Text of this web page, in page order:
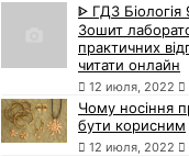
ᐈ ГДЗ
Зошит
практичних
читати онлайн
12 июля, 2022
Чому носіння
бути корисним
12 июля, 2022